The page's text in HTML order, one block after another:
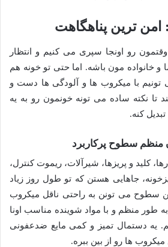
ترین پناهگاهت
رو اونجا سپری می کنیم و انتظار
و خانواده مون باشه. اما حتی تو خونه هم
تونیم با میکروب ها و آلودگی ها دست و
تا نکته ساده می تونه خونمون رو به یه
کنه.
منظم سطوح پرکاربرد
کلید و پریزها، شیرآلات، ریموت کنترل،
جاهایی هستن که تو طول روز زیاد
سطوح می تونن به راحتی ناقل میکروب
طور منظم و با مواد شوینده مناسب اونا
یه دستمال تمیز و کمی مایع ضدعفونی
ها رو از بین ببره.